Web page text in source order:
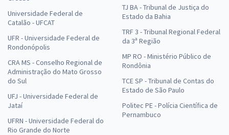
Universidade Federal de
Catalão - UFCAT
UFR - Universidade Federal de
Rondonópolis
CRA MS - Conselho Regional de
Administração do Mato Grosso
do Sul
UFJ - Universidade Federal de
Jataí
UFRN - Universidade Federal do
Rio Grande do Norte
TJ BA - Tribunal de Justiça do
Estado da Bahia
TRF 3 - Tribunal Regional Federal
da 3ª Região
MP RO - Ministério Público de
Rondônia
TCE SP - Tribunal de Contas do
Estado de São Paulo
Politec PE - Polícia Científica de
Pernambuco